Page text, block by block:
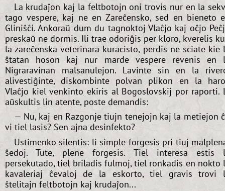
La krudaĵon kaj la feltbotojn oni trovis nur en la
tago vespere, kaj ne en Zareĉensko, sed en bieneto
Gliniŝĉi. Ankoraŭ dum du tagnoktoj Vlaĉjo kaj oĉjo
preskaŭ ne dormis. Ili trae odoriĝis per kloro, kverelis
la zareĉenska veterinara kuracisto, perdis ne sciate kie
ŝtatan hoson kaj nur marde vespere revenis en
Nigraravinan malsanulejon. Lavinte sin en la
alivestiĝinte, diskombinte polvan plikon en la
Vlaĉjo kiel venkinto ekiris al Bogoslovskij por raporti.
aŭskultis lin atente, poste demandis:
— Nu, kaj en Razgonje tiujn tenejojn kaj la metiejon
vi tiel lasis? Sen ajna desinfekto?
Ustimenko silentis: li simple forgesis pri tiuj
ŝedoj. Tute, plene forgesis. Tiel interesa estis
persekutado, tiel briladis fulmoj, tiel ronkadis en nokto
kavaleriaj ĉevaloj de la eskorto, tiel gravis trovi
ŝtelitajn feltbotojn kaj krudaĵon...